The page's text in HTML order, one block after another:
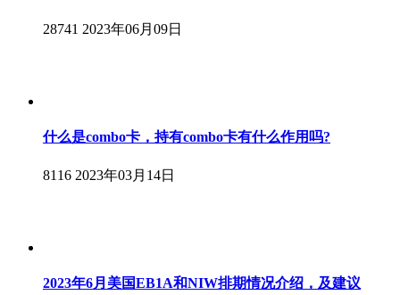
28741 2023年06月09日
什么是combo卡，持有combo卡有什么作用吗?
8116 2023年03月14日
2023年6月美国EB1A和NIW排期情况介绍，及建议